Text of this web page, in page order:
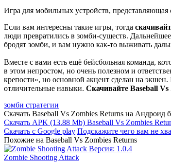
Игра для мобильных устройств,
Если вам интересны такие игры, тогда
люди превратились в зомби-существ.
бродят зомби, и вам нужно как-то выживать
Вместе с вами есть ещё бейсбольная команда,
в этом непростом, но очень полезном и
крепости», но основной акцент сделан на
отличительные навыки. Скачивайте Baseball
зомби стратегии
Скачать Baseball Vs Zombies Returns на Андроид
Скачать APK (13.88 Mb) Baseball Vs Zombies
Скачать с Google play Подскажите чего вам не
Похожие на Baseball Vs Zombies Returns
Zombie Shooting Attack